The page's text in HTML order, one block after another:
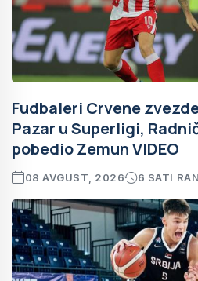
Fudbaleri Crvene
Pazar u Superligi,
pobedio Zemun VIDEO
08 AVGUST, 2026 6 SATI